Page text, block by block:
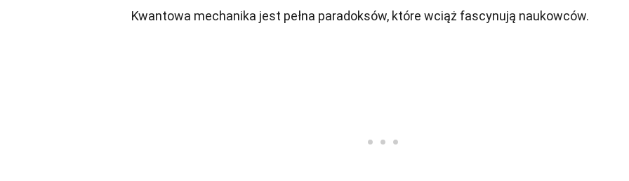
Kwantowa mechanika jest pełna paradoksów, które wciąż fascynują naukowców.